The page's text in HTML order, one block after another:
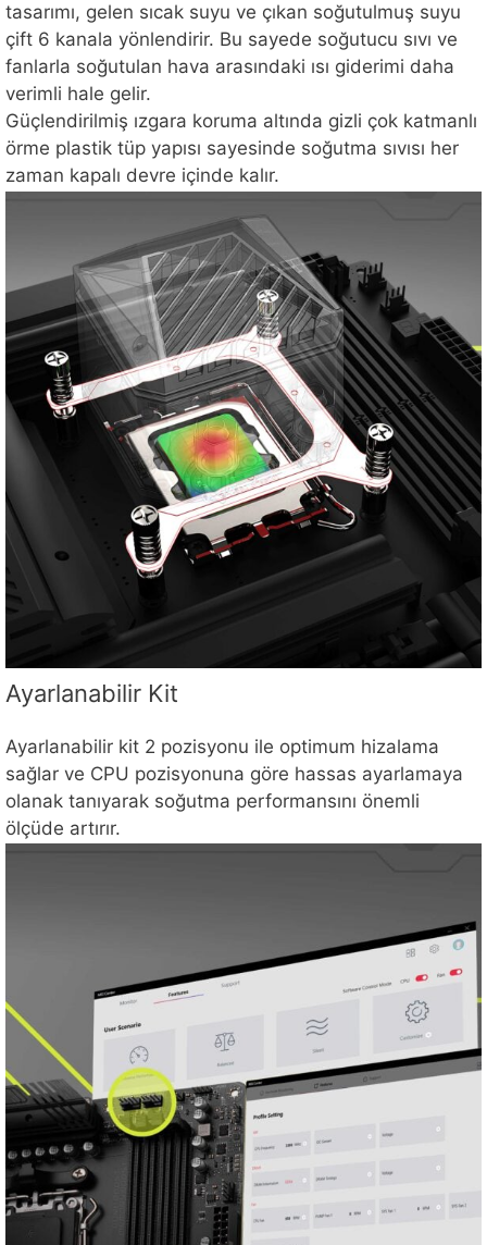
tasarımı, gelen sıcak suyu ve çıkan soğutulmuş suyu
çift 6 kanala yönlendirir. Bu sayede soğutucu sıvı ve
fanlarla soğutulan hava arasındaki ısı giderimi daha
verimli hale gelir.
Güçlendirilmiş ızgara koruma altında gizli çok katmanlı
örme plastik tüp yapısı sayesinde soğutma sıvısı her
zaman kapalı devre içinde kalır.
Ayarlanabilir Kit
Ayarlanabilir kit 2 pozisyonu ile optimum hizalama
sağlar ve CPU pozisyonuna göre hassas ayarlamaya
olanak tanıyarak soğutma performansını önemli
ölçüde artırır.